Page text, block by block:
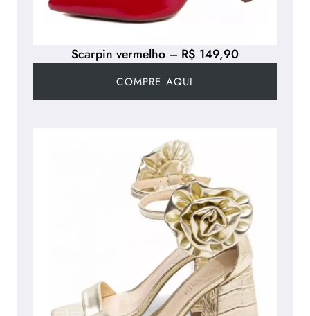
Scarpin vermelho – R$ 149,90
COMPRE AQUI